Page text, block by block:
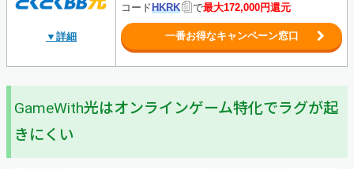
▼詳細
コードHKRK で最大172,000円還元
一番お得なキャンペーン窓口
GameWith光はオンラインゲーム特化でラグが起
きにくい